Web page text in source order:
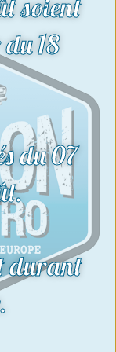
soient
18
du 07
durant